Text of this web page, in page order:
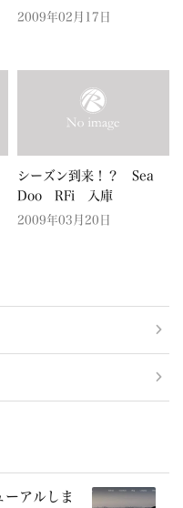
2009年02月17日
シーズン到来！？ Sea
Doo RFi 入庫
2009年03月20日
ーアルしま